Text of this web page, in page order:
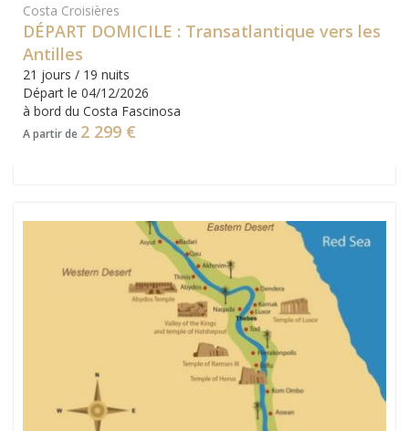
Costa Croisières
DÉPART DOMICILE : Transatlantique vers les
Antilles
21 jours / 19 nuits
Départ le 04/12/2026
à bord du Costa Fascinosa
A partir de 2 299 €